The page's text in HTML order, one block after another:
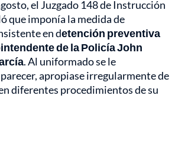
el Juzgado 148 de Instrucción
que imponía la medida de
en detención preventiva
de la Policía John
. Al uniformado se le
apropiase irregularmente de
diferentes procedimientos de su